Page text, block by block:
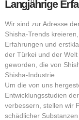
Langjährige
Wir sind zur Adresse
Shisha-Trends
Erfahrungen und
der Türkei und der
geworden, die von
Shisha-Industrie.
Um die von uns
Entwicklungsstudien
verbessern, stellen wir
schädlicher